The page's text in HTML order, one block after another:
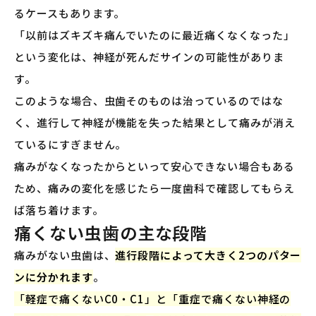
るケースもあります。
「以前はズキズキ痛んでいたのに最近痛くなくなった」
という変化は、神経が死んだサインの可能性がありま
す。
このような場合、虫歯そのものは治っているのではな
く、進行して神経が機能を失った結果として痛みが消え
ているにすぎません。
痛みがなくなったからといって安心できない場合もある
ため、痛みの変化を感じたら一度歯科で確認してもらえ
ば落ち着けます。
痛くない虫歯の主な段階
痛みがない虫歯は、進行段階によって大きく2つのパター
ンに分かれます。
「軽症で痛くないC0・C1」と「重症で痛くない神経の